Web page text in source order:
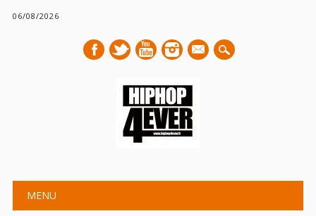
06/08/2026
mail
Main menu
MENU